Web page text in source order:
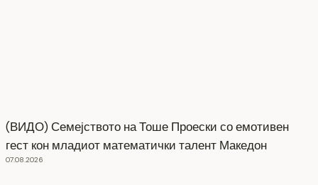
(ВИДО) Семејството на Тоше Проески со емотивен
гест кон младиот математички талент Македон
07.08.2026